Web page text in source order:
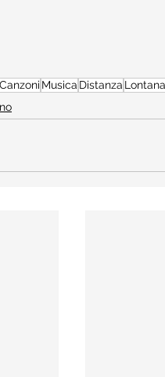
Canzoni Musica Distanza